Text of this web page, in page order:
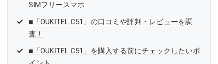
SIMフリースマホ
■「OUKITEL C51」の口コミや評判・レビューを調
査！
■「OUKITEL C51」を購入する前にチェックしたいポ